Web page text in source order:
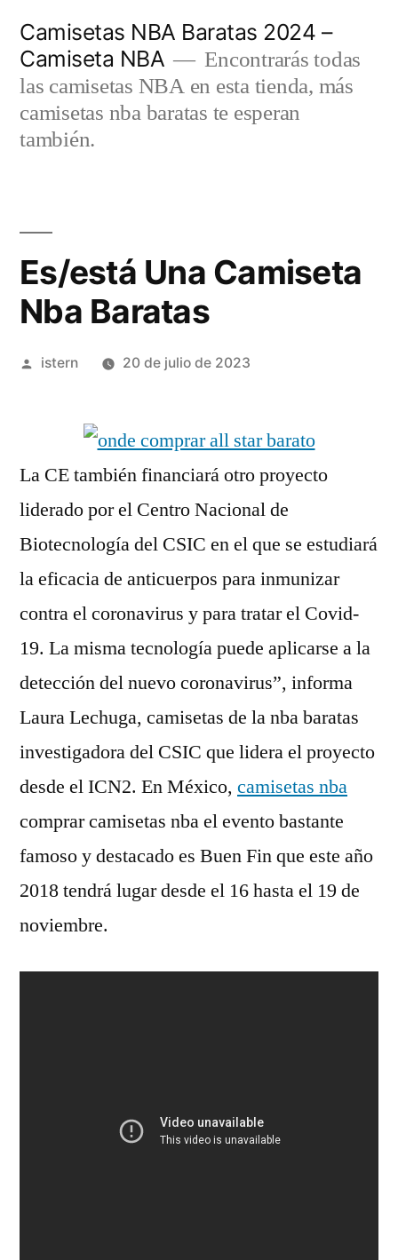
contenido
Camisetas NBA Baratas 2024 –
Camiseta NBA
Encontrarás todas
las camisetas NBA en esta tienda, más
camisetas nba baratas te esperan
también.
Es/está Una Camiseta
Nba Baratas
Publicado
istern 20 de julio de 2023
La CE también financiará otro proyecto
liderado por el Centro Nacional de
Biotecnología del CSIC en el que se estudiará
la eficacia de anticuerpos para inmunizar
contra el coronavirus y para tratar el Covid-
19. La misma tecnología puede aplicarse a la
detección del nuevo coronavirus”, informa
Laura Lechuga, camisetas de la nba baratas
investigadora del CSIC que lidera el proyecto
desde el ICN2. En México, camisetas nba
comprar camisetas nba el evento bastante
famoso y destacado es Buen Fin que este año
2018 tendrá lugar desde el 16 hasta el 19 de
noviembre.